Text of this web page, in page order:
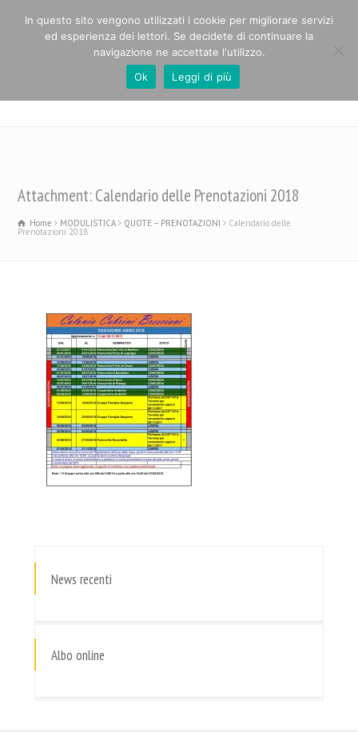
Casa Alpina Paolo Cabrini
Attachment: Calendario delle Prenotazioni 2018
Home MODULISTICA QUOTE – PRENOTAZIONI Calendario delle
Prenotazioni 2018
News recenti
Albo online
In questo sito vengono utilizzati i cookie per migliorare servizi
ed esperienza dei lettori. Se decidete di continuare la
navigazione ne accettate l'utilizzo.
Ok
Leggi di più